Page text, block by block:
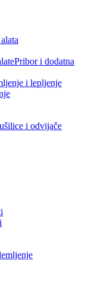
Pribor i dodatna
i lepljenje
i odvijače